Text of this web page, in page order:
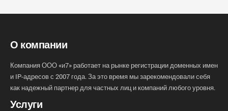
О компании
Компания ООО «и7» работает на рынке регистрации доменных имен
и IP-адресов с 2007 года. За это время мы зарекомендовали себя
как надежный партнер для частных лиц и компаний любого уровня.
Услуги